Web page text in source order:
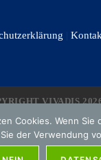
|
VIVADIS
Cookies. Wenn Sie
der Verwendung